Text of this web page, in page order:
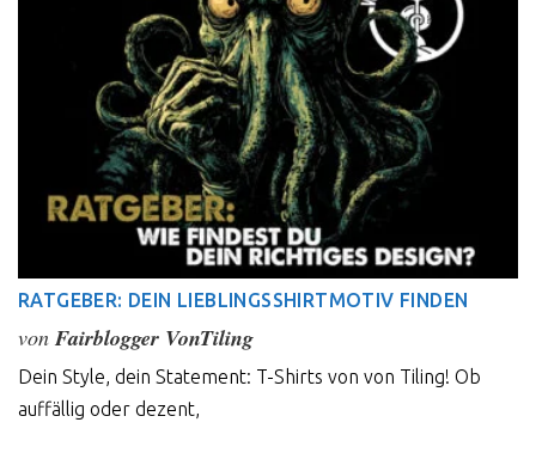
RATGEBER: DEIN LIEBLINGSSHIRTMOTIV FINDEN
von Fairblogger VonTiling
Dein Style, dein Statement: T-Shirts von von Tiling! Ob
auffällig oder dezent,